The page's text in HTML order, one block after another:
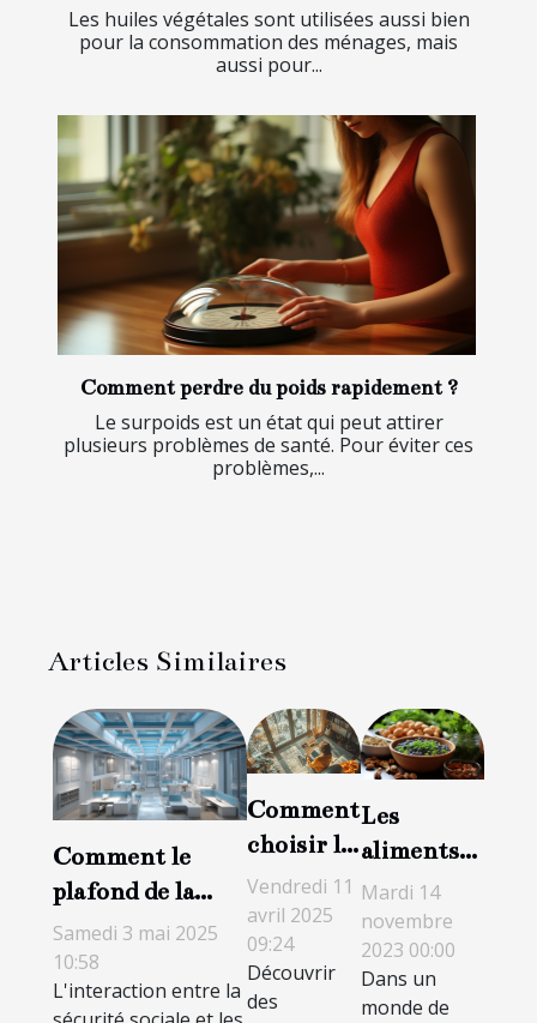
Les huiles végétales sont utilisées aussi bien
pour la consommation des ménages, mais
aussi pour...
Comment perdre du poids rapidement ?
Le surpoids est un état qui peut attirer
plusieurs problèmes de santé. Pour éviter ces
problèmes,...
Articles Similaires
Comment le
plafond de la
sécurité sociale
influence les
remboursements
Samedi 3 mai 2025
10:58
L'interaction entre la
Comment
choisir le
bon
service de
lutte
contre les
Vendredi 11
avril 2025
09:24
Découvrir
des
Les
aliments
naturels
pour
booster
votre
Mardi 14
novembre
2023 00:00
Dans un
monde de